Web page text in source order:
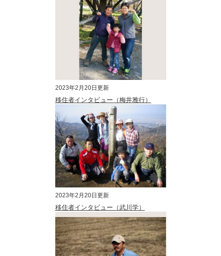
2023年2月20日更新
移住者インタビュー（梅井雅行）
2023年2月20日更新
移住者インタビュー（武川学）